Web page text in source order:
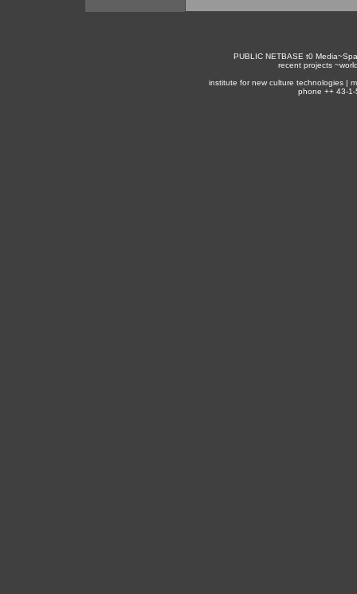
PUBLIC NETBASE t0
recent projects ~
institute for new culture technologies |
phone ++ 43-